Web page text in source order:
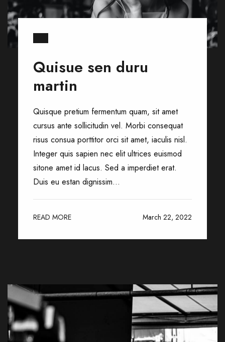
Quisue sen duru
martin
Quisque pretium fermentum quam, sit amet
cursus ante sollicitudin vel. Morbi consequat
risus consua porttitor orci sit amet, iaculis nisl.
Integer quis sapien nec elit ultrices euismod
sitone amet id lacus. Sed a imperdiet erat.
Duis eu estan dignissim...
READ MORE March 22, 2022